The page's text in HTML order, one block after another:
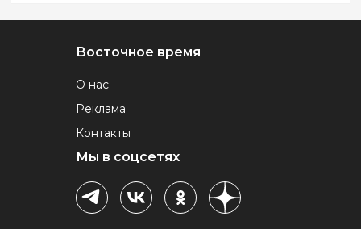
Восточное время
О нас
Реклама
Контакты
Мы в соцсетях